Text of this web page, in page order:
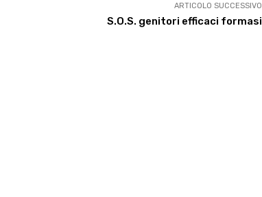
ARTICOLO SUCCESSIVO
S.O.S. genitori efficaci formasi